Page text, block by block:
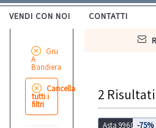
VENDI CON NOI CONTATTI
Gru
A
Bandiera
Cancella
tutti i
filtri
2 Risultati
Asta 9960 -75%